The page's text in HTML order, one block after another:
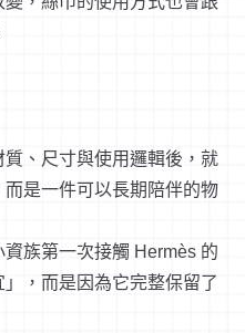
、尺寸與使用邏輯後，就
是一件可以長期陪伴的物
族第一次接觸 Hermès 的
，而是因為它完整保留了